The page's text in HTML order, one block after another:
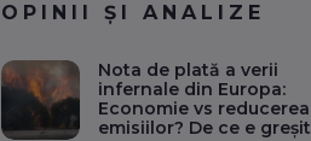
OPINII ȘI ANALIZE
Nota de plată a verii
infernale din Europa:
Economie vs reducerea
emisiilor? De ce e greșit